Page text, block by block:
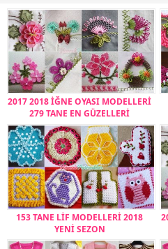
2017 2018 İĞNE OYASI MODELLERİ
279 TANE EN GÜZELLERİ
153 TANE LİF MODELLERİ 2018
YENİ SEZON